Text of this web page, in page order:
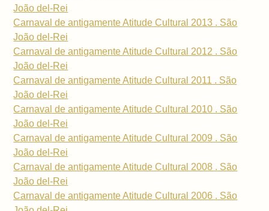
João del-Rei
Carnaval de antigamente Atitude Cultural 2013 . São
João del-Rei
Carnaval de antigamente Atitude Cultural 2012 . São
João del-Rei
Carnaval de antigamente Atitude Cultural 2011 . São
João del-Rei
Carnaval de antigamente Atitude Cultural 2010 . São
João del-Rei
Carnaval de antigamente Atitude Cultural 2009 . São
João del-Rei
Carnaval de antigamente Atitude Cultural 2008 . São
João del-Rei
Carnaval de antigamente Atitude Cultural 2006 . São